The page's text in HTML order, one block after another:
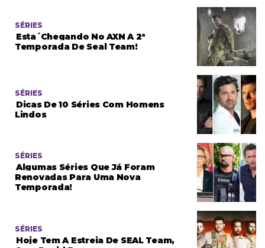
SÉRIES
Esta´chegando No AXN A 2ª
Temporada De Seal Team!
SÉRIES
Dicas De 10 Séries Com Homens
Lindos
SÉRIES
Algumas Séries Que Já Foram
Renovadas Para Uma Nova
Temporada!
SÉRIES
Hoje Tem A Estreia De SEAL Team,